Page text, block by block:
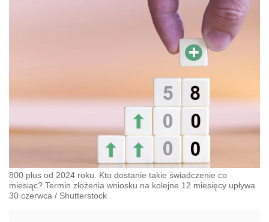
800 plus od 2024 roku. Kto dostanie takie świadczenie co
miesiąc? Termin złożenia wniosku na kolejne 12 miesięcy upływa
30 czerwca / Shutterstock